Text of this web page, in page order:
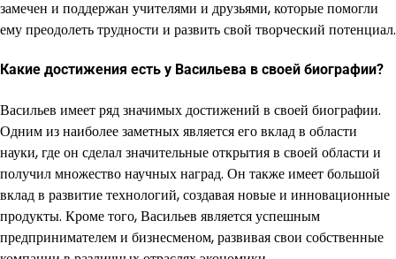
замечен и поддержан учителями и друзьями, которые помогли
ему преодолеть трудности и развить свой творческий потенциал.
Какие достижения есть у Васильева в своей биографии?
Васильев имеет ряд значимых достижений в своей биографии.
Одним из наиболее заметных является его вклад в области
науки, где он сделал значительные открытия в своей области и
получил множество научных наград. Он также имеет большой
вклад в развитие технологий, создавая новые и инновационные
продукты. Кроме того, Васильев является успешным
предпринимателем и бизнесменом, развивая свои собственные